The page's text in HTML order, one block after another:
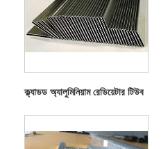
ক্ল্যাডড অ্যালুমিনিয়াম রেডিয়েটার টিউব